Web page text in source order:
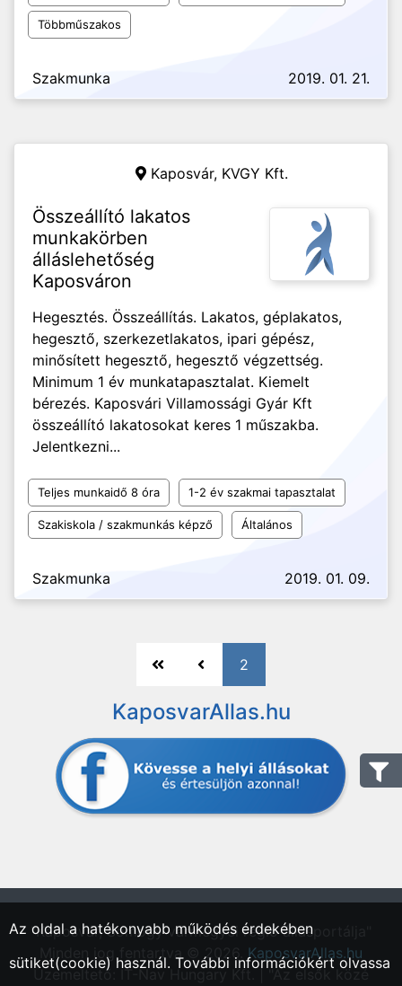
Többműszakos
Szakmunka 2019. 01. 21.
Kaposvár, KVGY Kft.
Összeállító lakatos
munkakörben
álláslehetőség
Kaposváron
Hegesztés. Összeállítás. Lakatos, géplakatos,
hegesztő, szerkezetlakatos, ipari gépész,
minősített hegesztő, hegesztő végzettség.
Minimum 1 év munkatapasztalat. Kiemelt
bérezés. Kaposvári Villamossági Gyár Kft
összeállító lakatosokat keres 1 műszakba.
Jelentkezni...
Teljes munkaidő 8 óra 1-2 év szakmai tapasztalat
Szakiskola / szakmunkás képző Általános
Szakmunka 2019. 01. 09.
2
KaposvarAllas.hu
"Kaposvár, Somogy vármegyei régió állásportálja"
Minden jog fentartva © 2026. KaposvarAllas.hu
Üzemeltető: IT-Nav Hungary Kft. | "Az elsők közé
Az oldal a hatékonyabb működés érdekében
sütiket(cookie) használ. További információkért olvassa